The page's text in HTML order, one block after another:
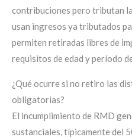
contribuciones pero tributan
usan ingresos ya tributados
permiten retiradas libres de
requisitos de edad y período
¿Qué ocurre si no retiro las
obligatorias?
El incumplimiento de RMD
sustanciales, típicamente del